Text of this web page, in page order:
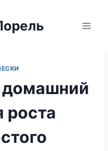
домашний
роста